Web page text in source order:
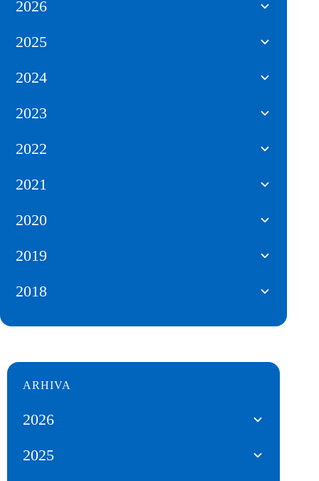
2026
2025
2024
2023
2022
2021
2020
2019
2018
ARHIVA
2026
2025